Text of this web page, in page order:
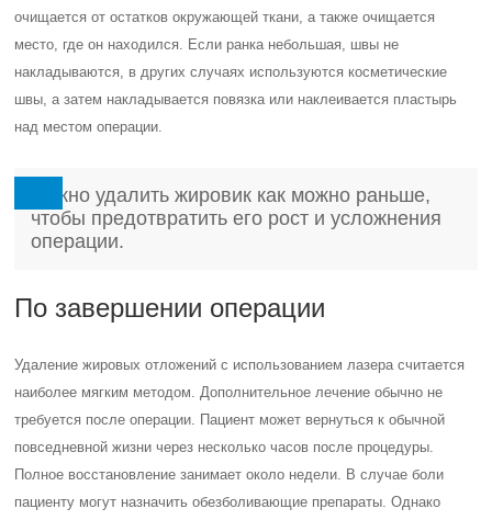
очищается от остатков окружающей ткани, а также очищается
место, где он находился. Если ранка небольшая, швы не
накладываются, в других случаях используются косметические
швы, а затем накладывается повязка или наклеивается пластырь
над местом операции.
Важно удалить жировик как можно раньше,
чтобы предотвратить его рост и усложнения
операции.
По завершении операции
Удаление жировых отложений с использованием лазера считается
наиболее мягким методом. Дополнительное лечение обычно не
требуется после операции. Пациент может вернуться к обычной
повседневной жизни через несколько часов после процедуры.
Полное восстановление занимает около недели. В случае боли
пациенту могут назначить обезболивающие препараты. Однако